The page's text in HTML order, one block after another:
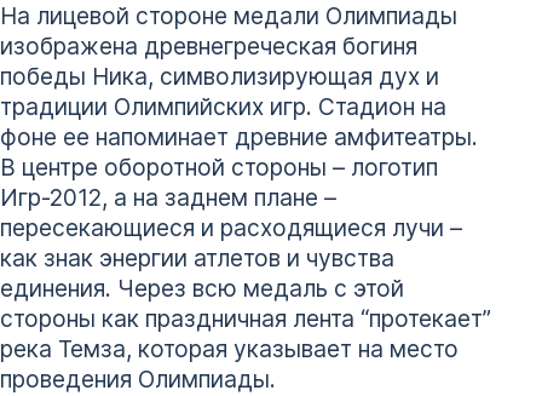
На лицевой стороне медали Олимпиады
изображена древнегреческая богиня
победы Ника, символизирующая дух и
традиции Олимпийских игр. Стадион на
фоне ее напоминает древние амфитеатры.
В центре оборотной стороны – логотип
Игр-2012, а на заднем плане –
пересекающиеся и расходящиеся лучи –
как знак энергии атлетов и чувства
единения. Через всю медаль с этой
стороны как праздничная лента “протекает”
река Темза, которая указывает на место
проведения Олимпиады.